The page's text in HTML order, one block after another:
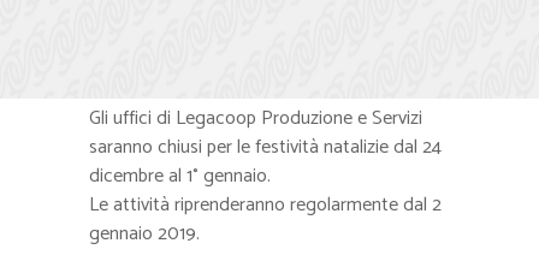
Gli uffici di Legacoop Produzione e Servizi
saranno chiusi per le festività natalizie dal 24
dicembre al 1° gennaio.
Le attività riprenderanno regolarmente dal 2
gennaio 2019.